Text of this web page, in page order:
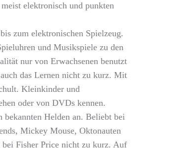
elektronisch und punkten
zum elektronischen Spielzeug.
und Musikspiele zu den
nur von Erwachsenen benutzt
das Lernen nicht zu kurz. Mit
Kleinkinder und
oder von DVDs kennen.
bekannten Helden an. Beliebt bei
Mickey Mouse, Oktonauten
Fisher Price nicht zu kurz. Auf